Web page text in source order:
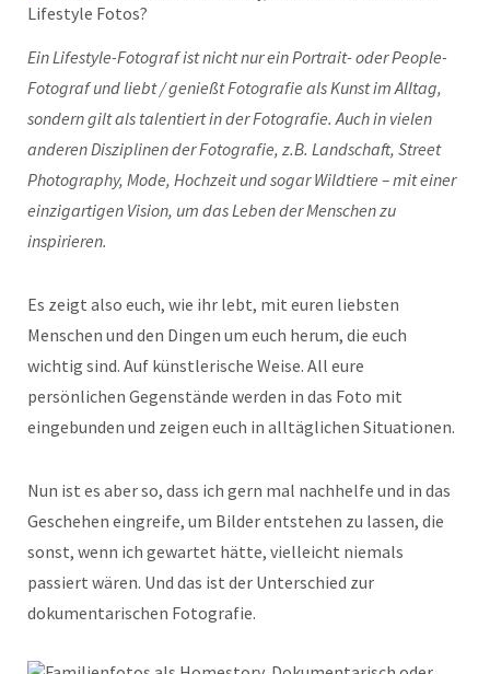
Ein Lifestyle-Fotograf ist nicht nur ein Portrait- oder People-
Fotograf und liebt / genießt Fotografie als Kunst im Alltag,
sondern gilt als talentiert in der Fotografie. Auch in vielen
anderen Disziplinen der Fotografie, z.B. Landschaft, Street
Photography, Mode, Hochzeit und sogar Wildtiere – mit einer
einzigartigen Vision, um das Leben der Menschen zu
inspirieren.
Es zeigt also euch, wie ihr lebt, mit euren liebsten
Menschen und den Dingen um euch herum, die euch
wichtig sind. Auf künstlerische Weise. All eure
persönlichen Gegenstände werden in das Foto mit
eingebunden und zeigen euch in alltäglichen Situationen.
Nun ist es aber so, dass ich gern mal nachhelfe und in das
Geschehen eingreife, um Bilder entstehen zu lassen, die
sonst, wenn ich gewartet hätte, vielleicht niemals
passiert wären. Und das ist der Unterschied zur
dokumentarischen Fotografie.